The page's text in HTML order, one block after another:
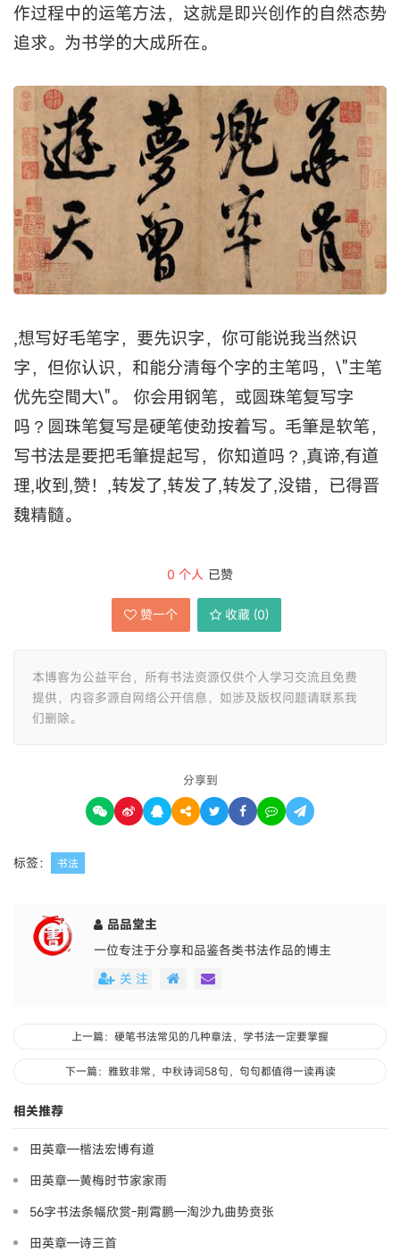
作过程中的运笔方法，这就是即兴创作的自然态势
追求。为书学的大成所在。
,想写好毛笔字，要先识字，你可能说我当然识
字，但你认识，和能分清每个字的主笔吗，\"主笔
优先空間大\"。 你会用钢笔，或圆珠笔复写字
吗？圆珠笔复写是硬笔使劲按着写。毛筆是软笔，
写书法是要把毛筆提起写，你知道吗？,真谛,有道
理,收到,赞！,转发了,转发了,转发了,没错，已得晋
魏精髓。
0 个人 已赞
赞一个 收藏 (0)
本博客为公益平台，所有书法资源仅供个人学习交流且免费
提供，内容多源自网络公开信息，如涉及版权问题请联系我
们删除。
分享到
标签： 书法
品品堂主
一位专注于分享和品鉴各类书法作品的博主
关 注
上一篇：硬笔书法常见的几种章法，学书法一定要掌握
下一篇：雅致非常，中秋诗词58句，句句都值得一读再读
相关推荐
田英章—楷法宏博有道
田英章—黄梅时节家家雨
56字书法条幅欣赏-荆霄鹏—淘沙九曲势贲张
田英章—诗三首